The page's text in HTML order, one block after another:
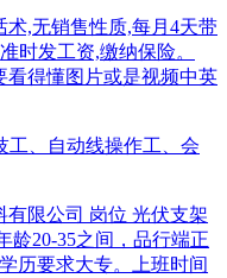
,无销售性质,每月4天带
时发工资,缴纳保险。
看得懂图片或是视频中英
工、自动线操作工、会
限公司 岗位 光伏支架
龄20-35之间，品行端正
历要求大专。上班时间